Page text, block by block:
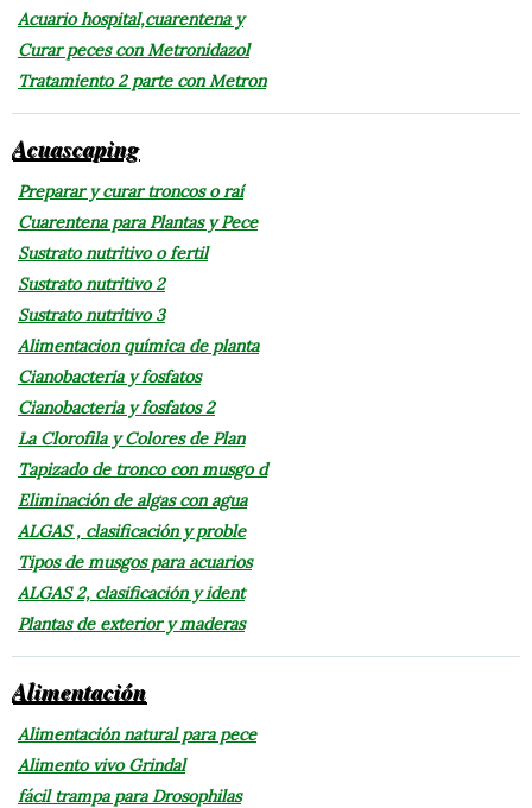
Acuario hospital,cuarentena y
Curar peces con Metronidazol
Tratamiento 2 parte con Metron
Acuascaping
Preparar y curar troncos o raí
Cuarentena para Plantas y Pece
Sustrato nutritivo o fertil
Sustrato nutritivo 2
Sustrato nutritivo 3
Alimentacion química de planta
Cianobacteria y fosfatos
Cianobacteria y fosfatos 2
La Clorofila y Colores de Plan
Tapizado de tronco con musgo d
Eliminación de algas con agua
ALGAS , clasificación y proble
Tipos de musgos para acuarios
ALGAS 2, clasificación y ident
Plantas de exterior y maderas
Alimentación
Alimentación natural para pece
Alimento vivo Grindal
fácil trampa para Drosophilas